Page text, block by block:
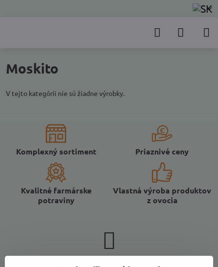
Moskito
V tejto kategórii nie sú žiadne výrobky.
Komplexný sortiment Priaznivé ceny
Kvalitné farmárske
potraviny
Vlastná výroba produktov
z ovocia